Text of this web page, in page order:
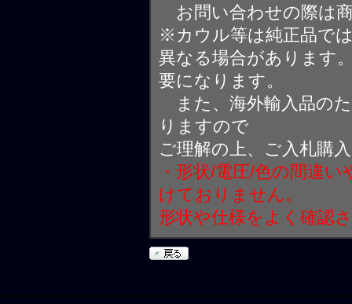
お問い合わせの際は
※カウル等は純正品で
異なる場合があります
要になります。
また、海外輸入品の
りますので
ご理解の上、ご入札購
・形状/電圧/色の間違
けておりません。
形状や仕様をよく確認